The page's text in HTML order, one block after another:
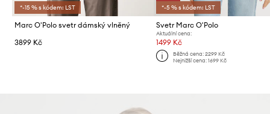
*-15 % s kódem: LST
Marc O'Polo svetr dámský vlněný
3899 Kč
*-5 % s kódem: LST
Svetr Marc O'Polo
Aktuální cena:
1499 Kč
Běžná cena: 2299 Kč
Nejnižší cena: 1699 Kč